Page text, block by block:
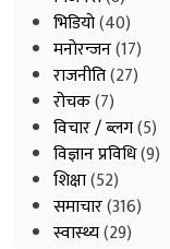
भिडियाे(40)
मनोरन्जन(17)
राजनीति(27)
रोचक(7)
विचार / ब्लग(5)
विज्ञान प्रविधि(9)
शिक्षा(52)
समाचार(316)
स्वास्थ्य(29)